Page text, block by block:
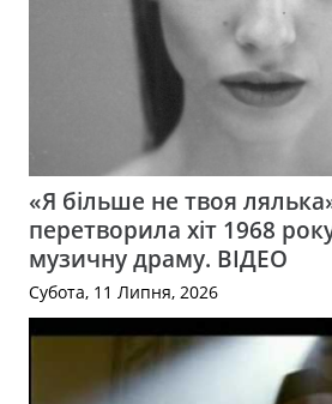
«Я більше не твоя
перетворила хіт 1968
музичну драму. ВІДЕО
Субота, 11 Липня, 2026